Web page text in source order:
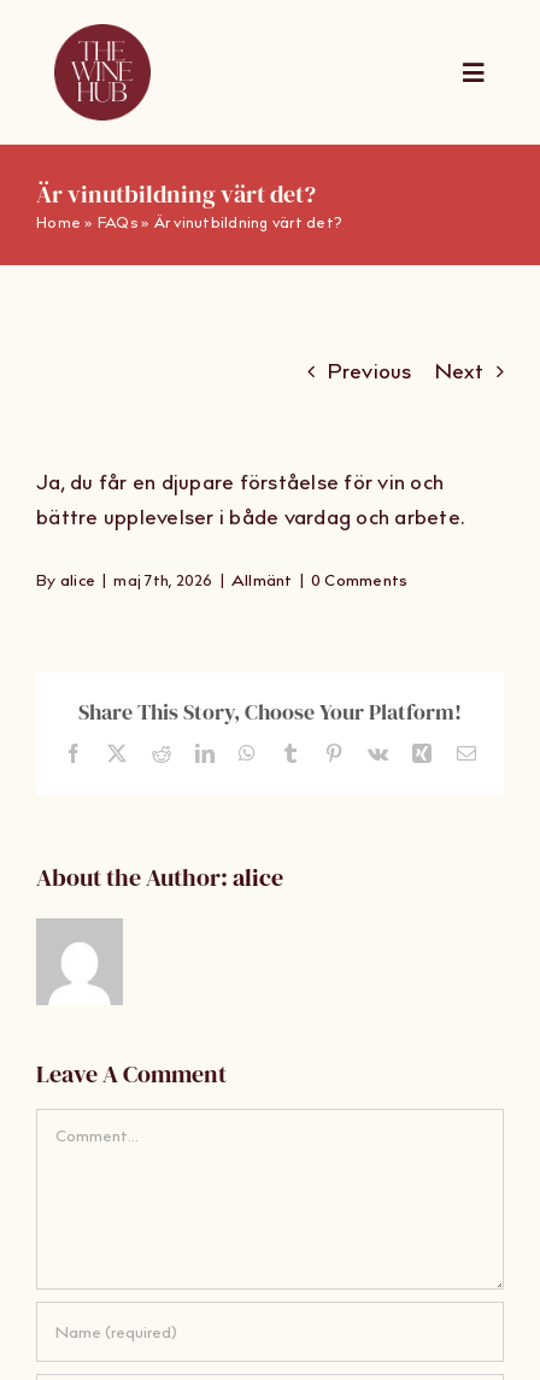
content
Toggle
Presentkort
Om Oss
Är vinutbildning värt det?
Home » FAQs» Är vinutbildning värt det?
Previous Next
Ja, du får en djupare förståelse för vin och
bättre upplevelser i både vardag och arbete.
By alice | maj 7th, 2026 | Allmänt | 0 Comments
Share This Story, Choose Your Platform!
Facebook RedditLinkedInWhatsApp
Tumblr Pinterest
Vk Xing Email
About the Author:alice
Leave A Comment
Comment